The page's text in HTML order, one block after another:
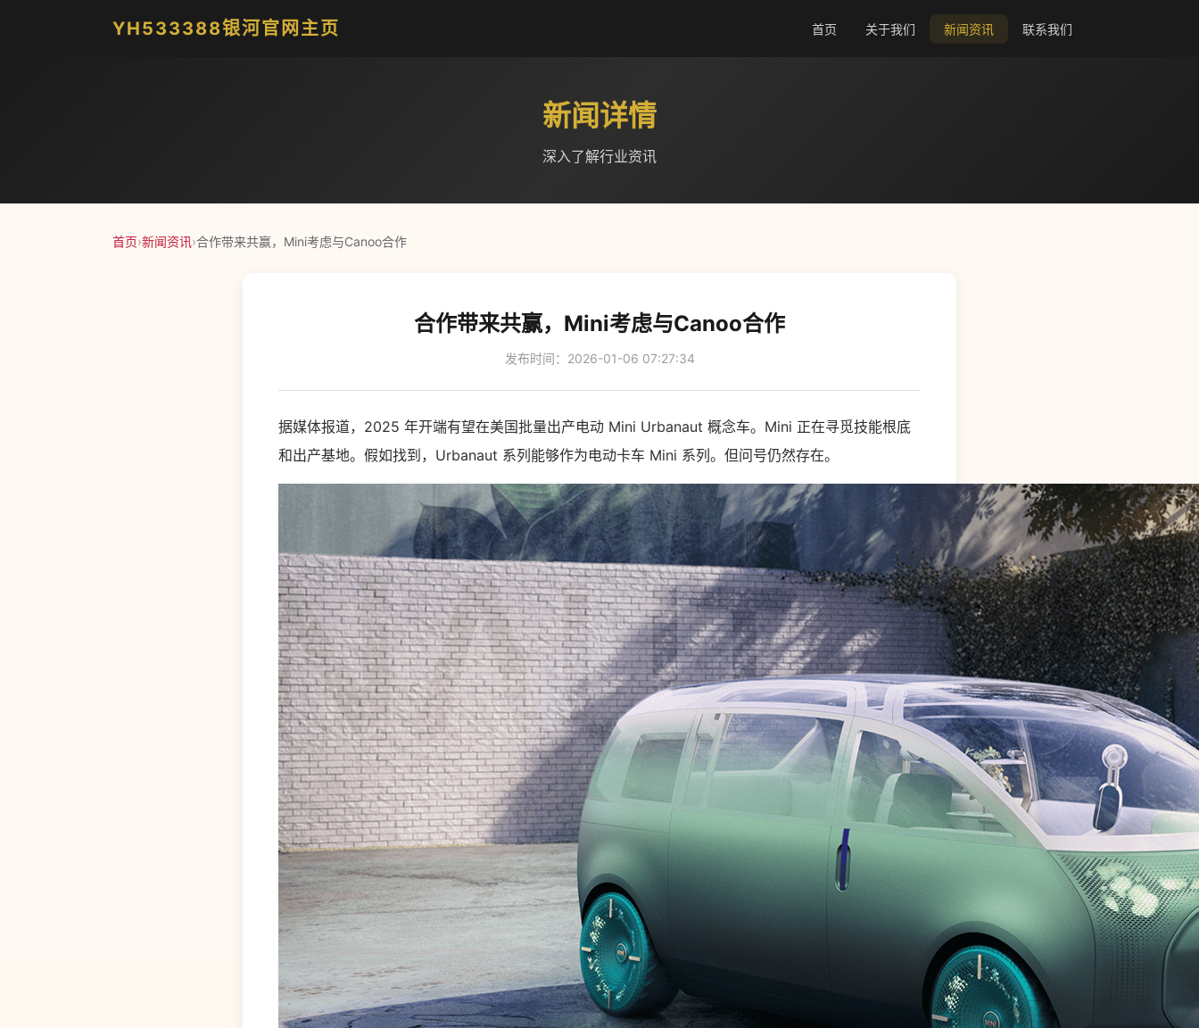
YH533388银河官网主页 首页 关于我们 新闻资讯 联系我们
新闻详情
深入了解行业资讯
首页›新闻资讯›合作带来共赢，Mini考虑与Canoo合作
合作带来共赢，Mini考虑与Canoo合作
发布时间：2026-01-06 07:27:34
据媒体报道，2025 年开端有望在美国批量出产电动 Mini Urbanaut 概念车。Mini 正在寻觅技能根底
和出产基地。假如找到，Urbanaut 系列能够作为电动卡车 Mini 系列。但问号仍然存在。